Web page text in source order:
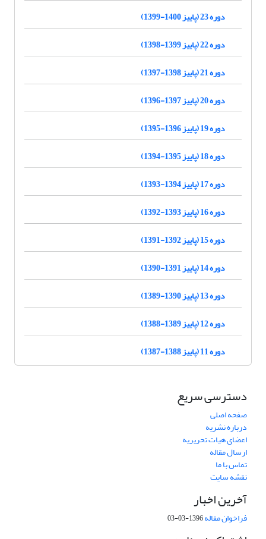
دوره 23 (پاییز 1400-1399)
دوره 22 (پاییز 1399-1398)
دوره 21 (پاییز 1398-1397)
دوره 20 (پاییز 1397-1396)
دوره 19 (پاییز 1396-1395)
دوره 18 (پاییز 1395-1394)
دوره 17 (پاییز 1394-1393)
دوره 16 (پاییز 1393-1392)
دوره 15 (پاییز 1392-1391)
دوره 14 (پاییز 1391-1390)
دوره 13 (پاییز 1390-1389)
دوره 12 (پاییز 1389-1388)
دوره 11 (پاییز 1388-1387)
دسترسی سریع
صفحه اصلی
درباره نشریه
اعضای هیات تحریریه
ارسال مقاله
تماس با ما
نقشه سایت
آخرین اخبار
فراخوان مقاله1396-03-03